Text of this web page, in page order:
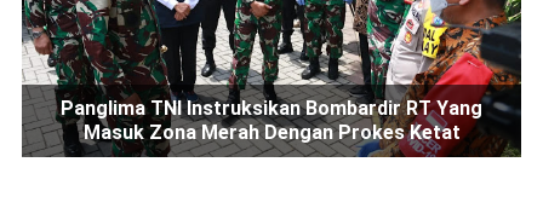
Panglima TNI Instruksikan Bombardir RT Yang
Masuk Zona Merah Dengan Prokes Ketat